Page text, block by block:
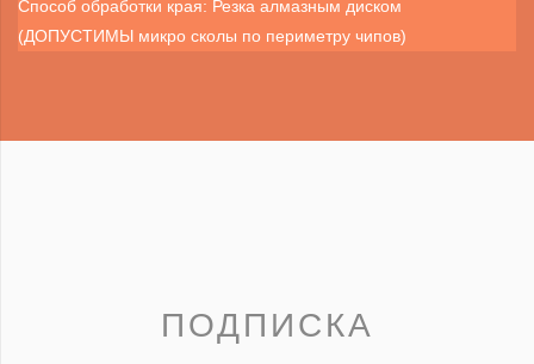
Способ обработки края: Резка алмазным диском
(ДОПУСТИМЫ микро сколы по периметру чипов)
ПОДПИСКА